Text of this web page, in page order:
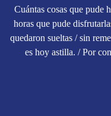
Cuántas cosas que pude
horas que pude
quedaron sueltas / sin
es hoy astilla. / Por